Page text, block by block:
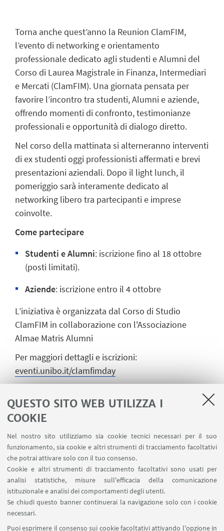
QUESTO SITO WEB UTILIZZA I
COOKIE
Nel nostro sito utilizziamo sia cookie tecnici necessari per il suo
funzionamento, sia cookie e altri strumenti di tracciamento facoltativi
che potrai attivare solo con il tuo consenso.
Cookie e altri strumenti di tracciamento facoltativi sono usati per
analisi statistiche, misure sull'efficacia della comunicazione
istituzionale e analisi dei comportamenti degli utenti.
Se chiudi questo banner continuerai la navigazione solo con i cookie
necessari.
Puoi esprimere il consenso sui cookie facoltativi attivando l'opzione in
Torna anche quest’anno la Reunion ClamFIM,
l’evento di networking e orientamento
professionale dedicato agli studenti e Alumni del
Corso di Laurea Magistrale in Finanza, Intermediari
e Mercati (ClamFIM). Una giornata pensata per
favorire l’incontro tra studenti, Alumni e aziende,
offrendo momenti di confronto, testimonianze
professionali e opportunità di dialogo diretto.
Nel corso della mattinata si alterneranno interventi
di ex studenti oggi professionisti affermati e brevi
presentazioni aziendali. Dopo il light lunch, il
pomeriggio sarà interamente dedicato al
networking libero tra partecipanti e imprese
coinvolte.
Come partecipare
Studenti e Alumni: iscrizione fino al 18 ottobre
(posti limitati).
Aziende: iscrizione entro il 4 ottobre
L’iniziativa è organizzata dal Corso di Studio
ClamFIM in collaborazione con l'Associazione
Almae Matris Alumni
Per maggiori dettagli e iscrizioni:
eventi.unibo.it/clamfimday
PROGRAMMA
Programma[ .pdf 929Kb ]
Via Marsala 49